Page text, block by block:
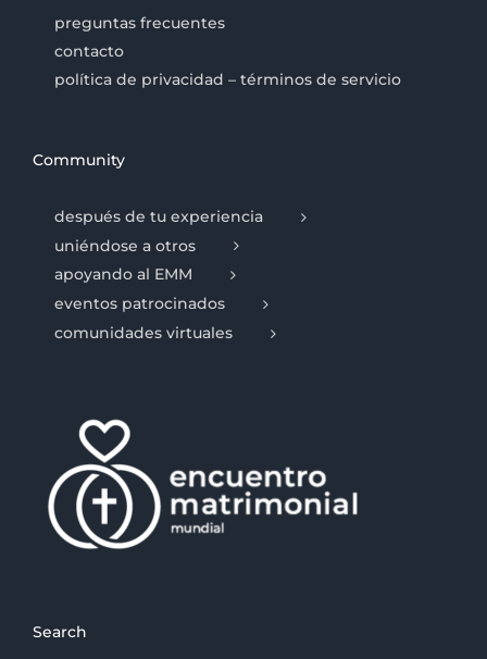
preguntas frecuentes
contacto
política de privacidad – términos de servicio
Community
después de tu experiencia
uniéndose a otros
apoyando al EMM
eventos patrocinados
comunidades virtuales
Search